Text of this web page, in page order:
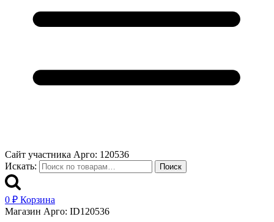
Сайт участника Арго: 120536
Искать:
Поиск
0 ₽ Корзина
Магазин Арго: ID120536